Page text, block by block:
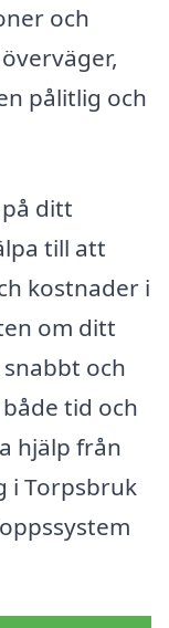
och
pålitlig och
ditt
till att
kostnader i
om ditt
och
tid och
hjälp från
i Torpsbruk